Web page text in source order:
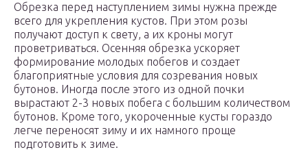
Обрезка перед наступлением зимы нужна прежде
всего для укрепления кустов. При этом розы
получают доступ к свету, а их кроны могут
проветриваться. Осенняя обрезка ускоряет
формирование молодых побегов и создает
благоприятные условия для созревания новых
бутонов. Иногда после этого из одной почки
вырастают 2-3 новых побега с большим количеством
бутонов. Кроме того, укороченные кусты гораздо
легче переносят зиму и их намного проще
подготовить к зиме.